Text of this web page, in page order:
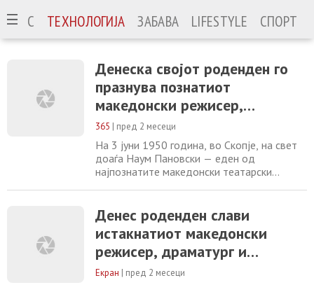
ТЕХНОЛОГИЈА ЗАБАВА LIFESTYLE СПОРТ
Денеска својот роденден го
празнува познатиот
македонски режисер,
драматург и професор Наум
Пановски.
365 | пред 2 месеци
На 3 јуни 1950 година, во Скопје, на свет
доаѓа Наум Пановски — еден од
најпознатите македонски театарски
успешно ги спојува македонската,
европската и американската театарска
сцена. Пановски дипломирал на Отсекот за
режија на Театарската академија во
Денес роденден слави
истакнатиот македонски
режисер, драматург и
професор Наум Пановски
Екран | пред 2 месеци